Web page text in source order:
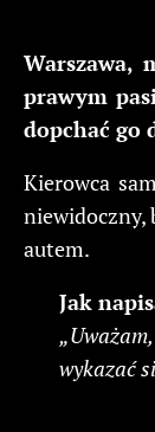
Warszawa,
prawym
dopchać go
Kierowca
niewidoczny,
autem.
Jak
wykazać